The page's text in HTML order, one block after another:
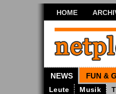
HOME
NEWS FUN &
Leute Musik